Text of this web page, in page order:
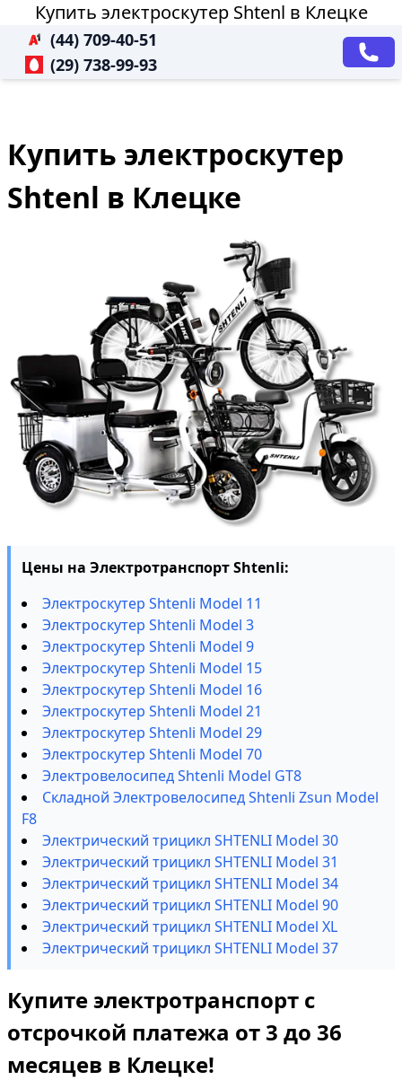
Купить электроскутер Shtenl в Клецке
(44) 709-40-51
(29) 738-99-93
Купить электроскутер
Shtenl в Клецке
Цены на Электротранспорт Shtenli:
Электроскутер Shtenli Model 11
Электроскутер Shtenli Model 3
Электроскутер Shtenli Model 9
Электроскутер Shtenli Model 15
Электроскутер Shtenli Model 16
Электроскутер Shtenli Model 21
Электроскутер Shtenli Model 29
Электроскутер Shtenli Model 70
Электровелосипед Shtenli Model GT8
Складной Электровелосипед Shtenli Zsun Model
F8
Электрический трицикл SHTENLI Model 30
Электрический трицикл SHTENLI Model 31
Электрический трицикл SHTENLI Model 34
Электрический трицикл SHTENLI Model 90
Электрический трицикл SHTENLI Model XL
Электрический трицикл SHTENLI Model 37
Купите электротранспорт с
отсрочкой платежа от 3 до 36
месяцев в Клецке!